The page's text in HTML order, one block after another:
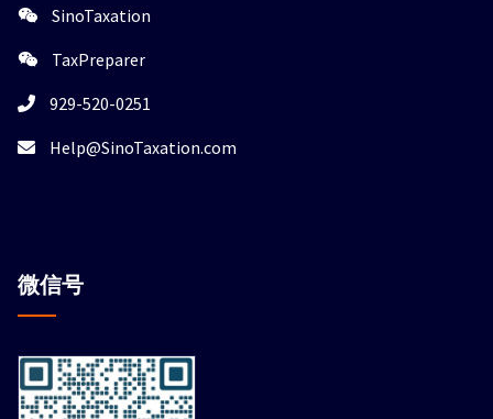
SinoTaxation
TaxPreparer
929-520-0251
Help@SinoTaxation.com
微信号